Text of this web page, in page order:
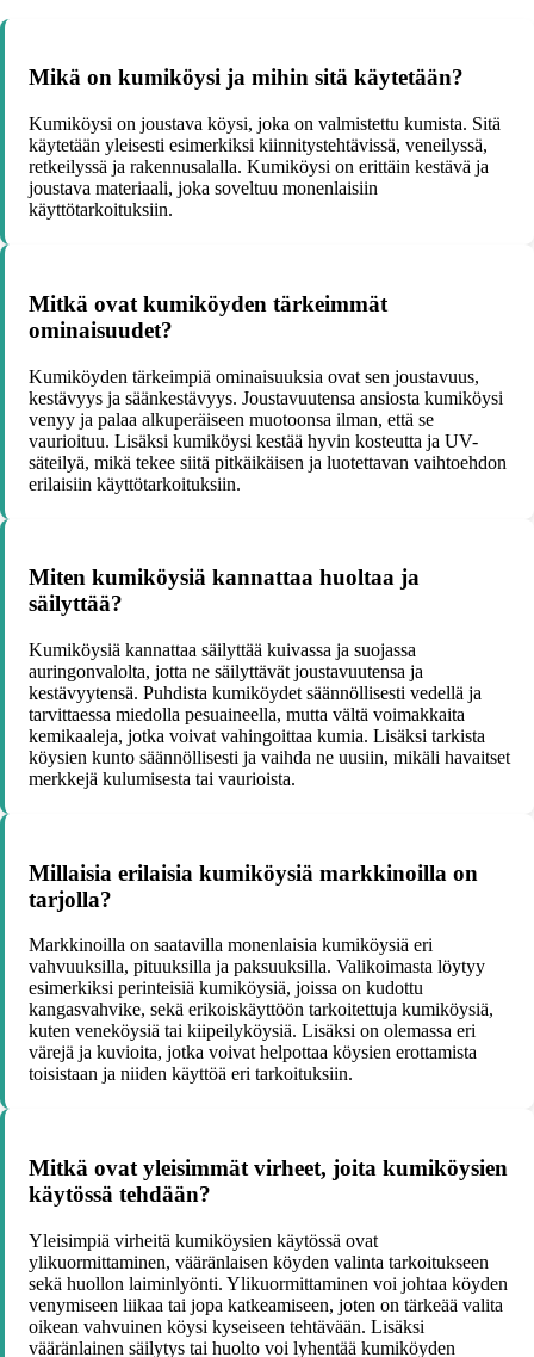
Mikä on kumiköysi ja mihin sitä käytetään?
Kumiköysi on joustava köysi, joka on valmistettu kumista. Sitä
käytetään yleisesti esimerkiksi kiinnitystehtävissä, veneilyssä,
retkeilyssä ja rakennusalalla. Kumiköysi on erittäin kestävä ja
joustava materiaali, joka soveltuu monenlaisiin
käyttötarkoituksiin.
Mitkä ovat kumiköyden tärkeimmät
ominaisuudet?
Kumiköyden tärkeimpiä ominaisuuksia ovat sen joustavuus,
kestävyys ja säänkestävyys. Joustavuutensa ansiosta kumiköysi
venyy ja palaa alkuperäiseen muotoonsa ilman, että se
vaurioituu. Lisäksi kumiköysi kestää hyvin kosteutta ja UV-
säteilyä, mikä tekee siitä pitkäikäisen ja luotettavan vaihtoehdon
erilaisiin käyttötarkoituksiin.
Miten kumiköysiä kannattaa huoltaa ja
säilyttää?
Kumiköysiä kannattaa säilyttää kuivassa ja suojassa
auringonvalolta, jotta ne säilyttävät joustavuutensa ja
kestävyytensä. Puhdista kumiköydet säännöllisesti vedellä ja
tarvittaessa miedolla pesuaineella, mutta vältä voimakkaita
kemikaaleja, jotka voivat vahingoittaa kumia. Lisäksi tarkista
köysien kunto säännöllisesti ja vaihda ne uusiin, mikäli havaitset
merkkejä kulumisesta tai vaurioista.
Millaisia erilaisia kumiköysiä markkinoilla on
tarjolla?
Markkinoilla on saatavilla monenlaisia kumiköysiä eri
vahvuuksilla, pituuksilla ja paksuuksilla. Valikoimasta löytyy
esimerkiksi perinteisiä kumiköysiä, joissa on kudottu
kangasvahvike, sekä erikoiskäyttöön tarkoitettuja kumiköysiä,
kuten veneköysiä tai kiipeilyköysiä. Lisäksi on olemassa eri
värejä ja kuvioita, jotka voivat helpottaa köysien erottamista
toisistaan ja niiden käyttöä eri tarkoituksiin.
Mitkä ovat yleisimmät virheet, joita kumiköysien
käytössä tehdään?
Yleisimpiä virheitä kumiköysien käytössä ovat
ylikuormittaminen, vääränlaisen köyden valinta tarkoitukseen
sekä huollon laiminlyönti. Ylikuormittaminen voi johtaa köyden
venymiseen liikaa tai jopa katkeamiseen, joten on tärkeää valita
oikean vahvuinen köysi kyseiseen tehtävään. Lisäksi
vääränlainen säilytys tai huolto voi lyhentää kumiköyden